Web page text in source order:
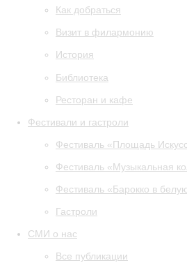
Как добраться
Визит в филармонию
История
Библиотека
Ресторан и кафе
Фестивали и гастроли
Фестиваль «Площадь
Фестиваль «Музыкальная
Фестиваль «Барокко в
Гастроли
СМИ о нас
Все публикации